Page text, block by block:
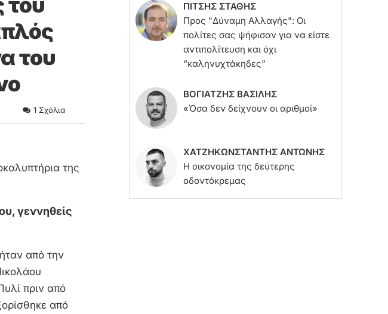
του
1 Σχόλια
της
γεννηθείς
από την
πριν από
από
ΠΙΤΣΗΣ ΣΤΑΘΗΣ
Προς "Δύναμη Αλλαγής": Οι
πολίτες σας ψήφισαν για να είστε
αντιπολίτευση και όχι
“καληνυχτάκηδες”
ΒΟΓΙΑΤΖΗΣ ΒΑΣΙΛΗΣ
«Όσα δεν δείχνουν οι αριθμοί»
ΧΑΤΖΗΚΩΝΣΤΑΝΤΗΣ ΑΝΤΩΝΗΣ
Η οικονομία της δεύτερης
οδοντόκρεμας